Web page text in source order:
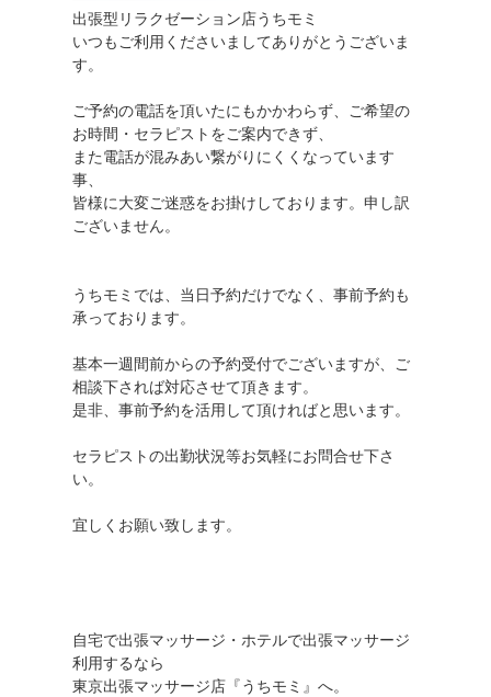
出張型リラクゼーション店うちモミ
いつもご利用くださいましてありがとうございま
す。
ご予約の電話を頂いたにもかかわらず、ご希望の
お時間・セラピストをご案内できず、
また電話が混みあい繋がりにくくなっています
事、
皆様に大変ご迷惑をお掛けしております。申し訳
ございません。
うちモミでは、当日予約だけでなく、事前予約も
承っております。
基本一週間前からの予約受付でございますが、ご
相談下されば対応させて頂きます。
是非、事前予約を活用して頂ければと思います。
セラピストの出勤状況等お気軽にお問合せ下さ
い。
宜しくお願い致します。
自宅で出張マッサージ・ホテルで出張マッサージ
利用するなら
東京出張マッサージ店『うちモミ』へ。